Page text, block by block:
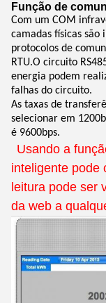
Função de
Com um COM
camadas físicas são
protocolos de
RTU.O circuito
energia podem
falhas do circuito.
As taxas de
selecionar em
é 9600bps.
Usando a
inteligente pode
leitura pode ser
da web a